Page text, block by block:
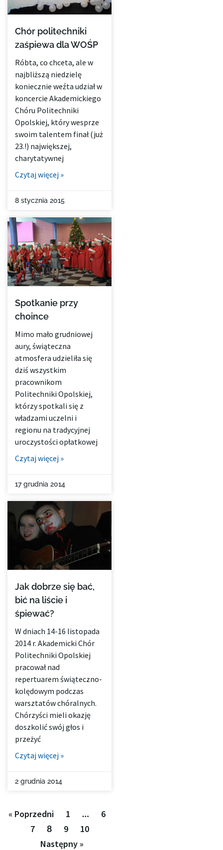
Chór politechniki
zaśpiewa dla WOŚP
Róbta, co chceta, ale w
najbliższą niedzielę
koniecznie weźta udział w
koncercie Akademickiego
Chóru Politechniki
Opolskiej, który wesprze
swoim talentem finał (już
23.!) największej,
charytatywnej
Czytaj więcej »
8 stycznia 2015
Spotkanie przy
choince
Mimo mało grudniowej
aury, świąteczna
atmosfera udzieliła się
dziś wszystkim
pracownikom
Politechniki Opolskiej,
którzy spotkali się z
władzami uczelni i
regionu na tradycyjnej
uroczystości opłatkowej
Czytaj więcej »
17 grudnia 2014
Jak dobrze się bać,
bić na liście i
śpiewać?
W dniach 14-16 listopada
2014 r. Akademicki Chór
Politechniki Opolskiej
pracował nad
repertuarem świąteczno-
kolędowym podczas
warsztatów chóralnych.
Chórzyści mieli okazję
doszkolić swój głos i
przeżyć
Czytaj więcej »
2 grudnia 2014
« Poprzedni 1 …
6
7
8 9
10
Następny »